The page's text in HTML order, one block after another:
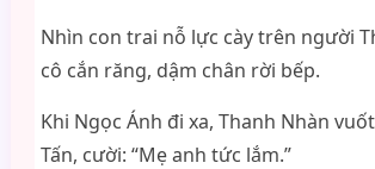
Nhìn con trai nỗ lực cày trên người
cô cắn răng, dậm chân rời bếp.
Khi Ngọc Ánh đi xa, Thanh Nhàn
Tấn, cười: “Mẹ anh tức lắm.”